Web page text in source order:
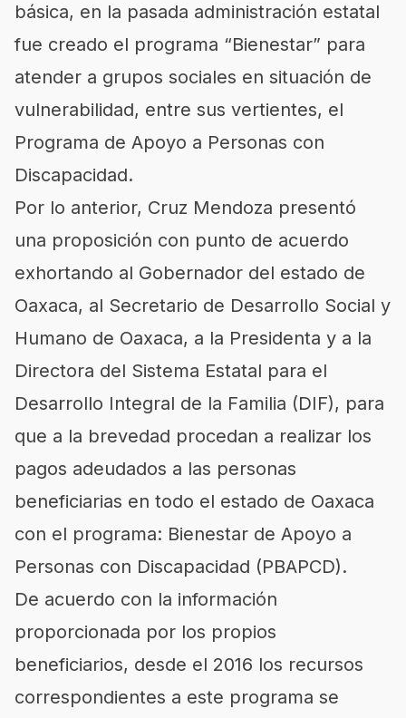
básica, en la pasada administración estatal
fue creado el programa “Bienestar” para
atender a grupos sociales en situación de
vulnerabilidad, entre sus vertientes, el
Programa de Apoyo a Personas con
Discapacidad.
Por lo anterior, Cruz Mendoza presentó
una proposición con punto de acuerdo
exhortando al Gobernador del estado de
Oaxaca, al Secretario de Desarrollo Social y
Humano de Oaxaca, a la Presidenta y a la
Directora del Sistema Estatal para el
Desarrollo Integral de la Familia (DIF), para
que a la brevedad procedan a realizar los
pagos adeudados a las personas
beneficiarias en todo el estado de Oaxaca
con el programa: Bienestar de Apoyo a
Personas con Discapacidad (PBAPCD).
De acuerdo con la información
proporcionada por los propios
beneficiarios, desde el 2016 los recursos
correspondientes a este programa se